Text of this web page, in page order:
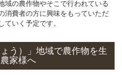
域の農作物やそこで行われている
消費者の方に興味をもっていただ
ていく予定です。
う）」地域で農作物を生
農家様へ